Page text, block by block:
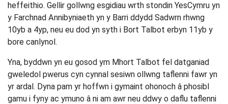
heffeithio. Gellir gollwng esgidiau wrth stondin YesCymru yn
y Farchnad Annibyniaeth yn y Barri ddydd Sadwrn rhwng
10yb a 4yp, neu eu dod yn syth i Bort Talbot erbyn 11yb y
bore canlynol.
Yna, byddwn yn eu gosod ym Mhort Talbot fel datganiad
gweledol pwerus cyn cynnal sesiwn ollwng taflenni fawr yn
yr ardal. Dyna pam yr hoffwn i gymaint ohonoch â phosibl
gamu i fyny ac ymuno â ni am awr neu ddwy o daflu taflenni